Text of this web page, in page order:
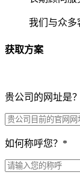
我们与众多
获取方案
贵公司的网址是？
如何称呼您？ *